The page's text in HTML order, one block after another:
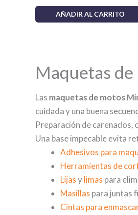
AÑADIR AL CARRITO
Maquetas
Las maquetas de motos
cuidada y una buena
Preparación de carenados,
Una base impecable evita
Adhesivos para
Herramientas de
Lijasylimas para
Masillas para juntas
Cintas para